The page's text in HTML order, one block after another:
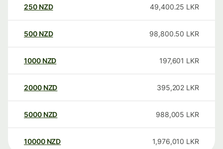
250 NZD 49,400.25 LKR
500 NZD 98,800.50 LKR
1000 NZD 197,601 LKR
2000 NZD 395,202 LKR
5000 NZD 988,005 LKR
10000 NZD 1,976,010 LKR